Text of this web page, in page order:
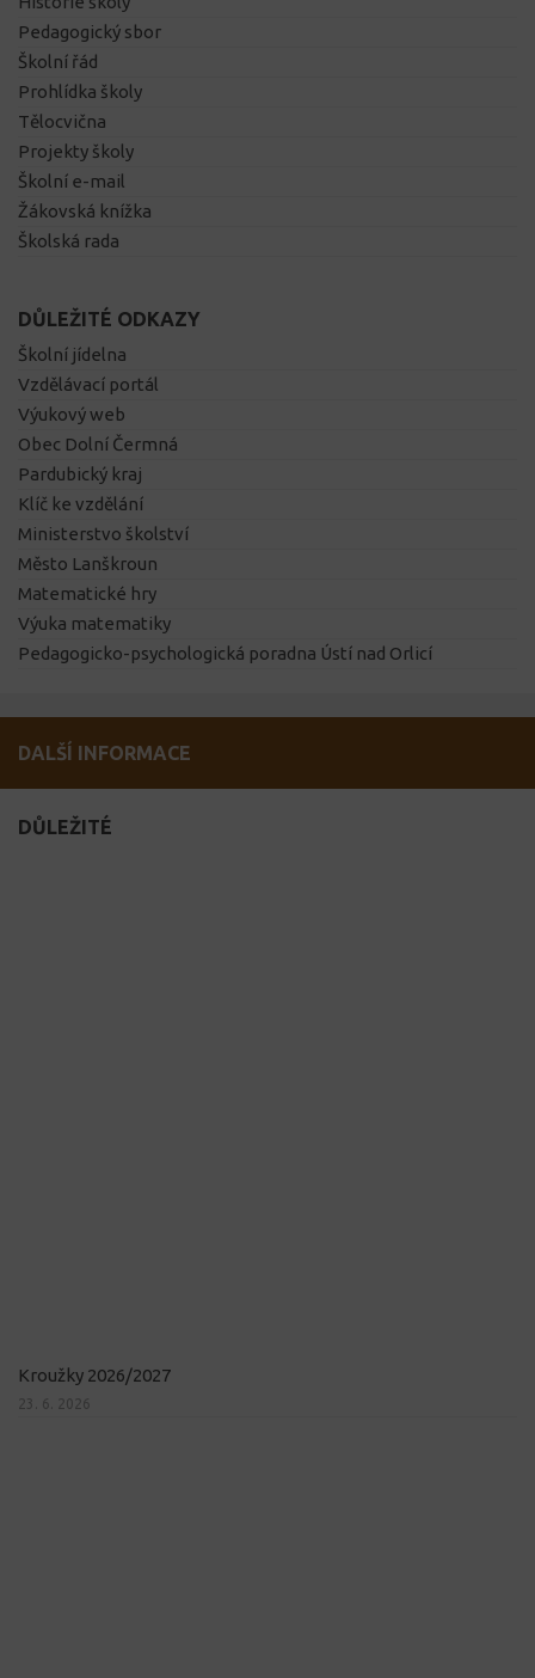
Pedagogický sbor
Školní řád
Prohlídka školy
Tělocvična
Projekty školy
Školní e-mail
Žákovská knížka
Školská rada
DŮLEŽITÉ ODKAZY
Školní jídelna
Vzdělávací portál
Výukový web
Obec Dolní Čermná
Pardubický kraj
Klíč ke vzdělání
Ministerstvo školství
Město Lanškroun
Matematické hry
Výuka matematiky
Pedagogicko-psychologická poradna Ústí nad Orlicí
DALŠÍ INFORMACE
DŮLEŽITÉ
Kroužky 2026/2027
23. 6. 2026